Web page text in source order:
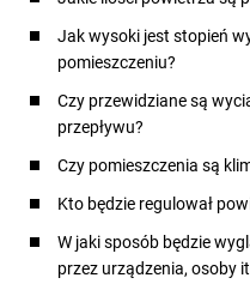
Jak wysoki jest stopień
pomieszczeniu?
Czy przewidziane są
przepływu?
Czy pomieszczenia są
Kto będzie regulował
W jaki sposób będzie
przez urządzenia, osoby